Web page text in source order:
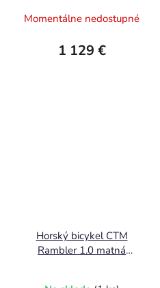
Momentálne nedostupné
1 129 €
Horský bicykel CTM
Rambler 1.0 matná